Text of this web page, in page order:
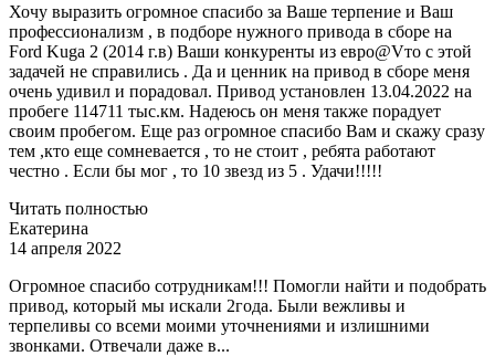
Хочу выразить огромное спасибо за Ваше терпение и Ваш
профессионализм , в подборе нужного привода в сборе на
Ford Kuga 2 (2014 г.в) Ваши конкуренты из евро@Vто с этой
задачей не справились . Да и ценник на привод в сборе меня
очень удивил и порадовал. Привод установлен 13.04.2022 на
пробеге 114711 тыс.км. Надеюсь он меня также порадует
своим пробегом. Еще раз огромное спасибо Вам и скажу сразу
тем ,кто еще сомневается , то не стоит , ребята работают
честно . Если бы мог , то 10 звезд из 5 . Удачи!!!!!
Читать полностью
Екатерина
14 апреля 2022
Огромное спасибо сотрудникам!!! Помогли найти и подобрать
привод, который мы искали 2года. Были вежливы и
терпеливы со всеми моими уточнениями и излишними
звонками. Отвечали даже в...